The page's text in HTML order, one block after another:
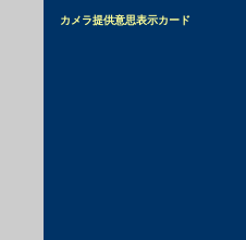
カメラ提供意思表示カード